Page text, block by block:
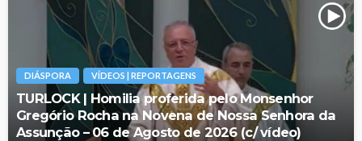
DIÁSPORA VÍDEOS | REPORTAGENS
TURLOCK | Homilia proferida pelo Monsenhor
Gregório Rocha na Novena de Nossa Senhora da
Assunção – 06 de Agosto de 2026 (c/ vídeo)